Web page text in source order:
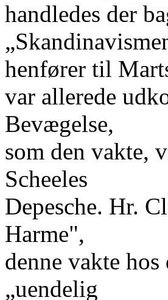
handledes der
henfører til
var allerede
Bevægelse,
som den vakte,
Scheeles
Depesche. Hr.
Harme",
denne vakte
„uendelig